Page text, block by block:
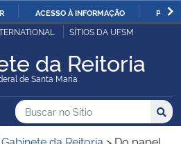
IR
O
ACESSO À INFORMAÇÃO
Pública
SÍTIOS DA UFSM
da Reitoria
de Santa Maria
do Sítio
Busca
Buscar no no Sítio
Busca:
Gabinete da Reitoria > Do papel